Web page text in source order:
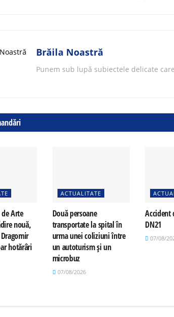
Brăila Noastră
Punem sub lupă subiectele delicate
Arte
nouă,
hotărâri
ACTUALITATE
Două persoane
transportate la spital în
urma unei coliziuni între
un autoturism și un
microbuz
07/08/2026
Accident
DN21
07/08/